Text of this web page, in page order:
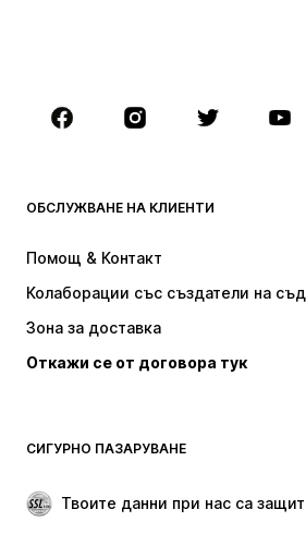
Аксесоари
Premium
НОВО
Бельо
Палта
Поли
Специални Поводи
ОБСЛУЖВАНЕ НА КЛИЕНТИ
Помощ & Контакт
Колаборации със създатели на
Зона за доставка
Откажи се от договора тук
СИГУРНО ПАЗАРУВАНЕ
Твоите данни при нас са